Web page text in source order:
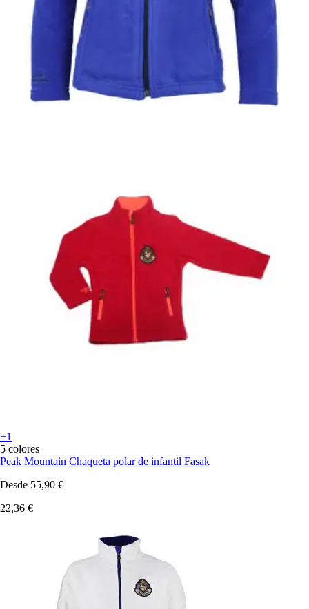
+1
5 colores
Peak Mountain Chaqueta polar de infantil Fasak
Desde 55,90 €
22,36 €